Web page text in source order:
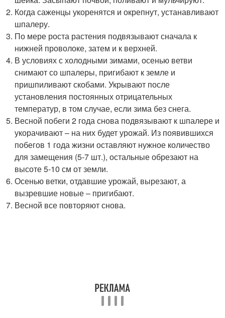
Когда саженцы укоренятся и окрепнут, устанавливают
шпалеру.
По мере роста растения подвязывают сначала к
нижней проволоке, затем и к верхней.
В условиях с холодными зимами, осенью ветви
снимают со шпалеры, пригибают к земле и
пришпиливают скобами. Укрывают после
установления постоянных отрицательных
температур, в том случае, если зима без снега.
Весной побеги 2 года снова подвязывают к шпалере и
укорачивают – на них будет урожай. Из появившихся
побегов 1 года жизни оставляют нужное количество
для замещения (5-7 шт.), остальные обрезают на
высоте 5-10 см от земли.
Осенью ветки, отдавшие урожай, вырезают, а
вызревшие новые – пригибают.
Весной все повторяют снова.